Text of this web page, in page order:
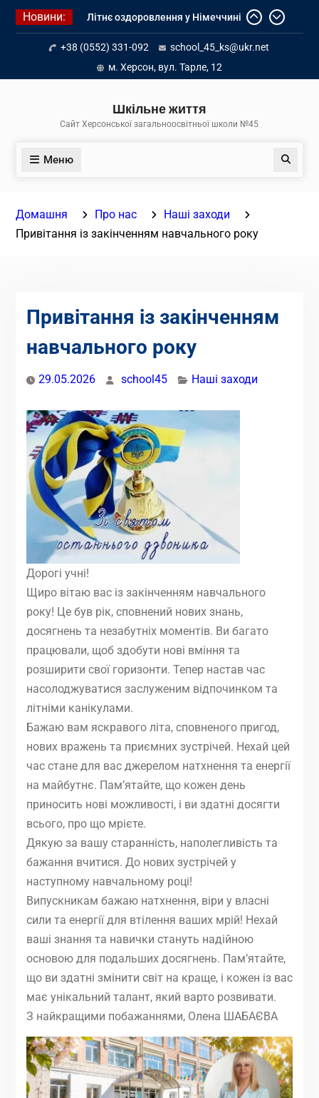
Перейти
Новини:
Літнє оздоровлення у Німеччині
Діалог з бізнесом
Інформація про вступ молоді з
тимчасово окупованих територій
до українських закладів освіти
+38 (0552) 331-092
school_45_ks@ukr.net
м. Херсон, вул. Тарле, 12
Шкільне життя
Сайт Херсонської загальноосвітньої школи №45
Меню Пошук
Домашня Про нас
Наші заходи
Привітання із закінченням навчального року
Привітання із закінченням
навчального року
29.05.2026 school45 Наші заходи
Дорогі учні!
Щиро вітаю вас із закінченням навчального
року! Це був рік, сповнений нових знань,
досягнень та незабутніх моментів. Ви багато
працювали, щоб здобути нові вміння та
розширити свої горизонти. Тепер настав час
насолоджуватися заслуженим відпочинком та
літніми канікулами.
Бажаю вам яскравого літа, сповненого пригод,
нових вражень та приємних зустрічей. Нехай цей
час стане для вас джерелом натхнення та енергії
на майбутнє. Пам’ятайте, що кожен день
приносить нові можливості, і ви здатні досягти
всього, про що мрієте.
Дякую за вашу старанність, наполегливість та
бажання вчитися. До нових зустрічей у
наступному навчальному році!
Випускникам бажаю натхнення, віри у власні
сили та енергії для втілення ваших мрій! Нехай
ваші знання та навички стануть надійною
основою для подальших досягнень. Пам’ятайте,
що ви здатні змінити світ на краще, і кожен із вас
має унікальний талант, який варто розвивати.
З найкращими побажаннями, Олена ШАБАЄВА